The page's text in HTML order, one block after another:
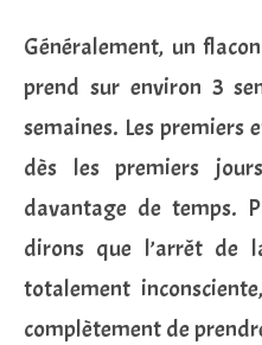
Généralement, un
prend sur environ 3
semaines. Les premiers
dès les premiers
davantage de temps.
dirons que l’arrêt de
totalement
complètement de